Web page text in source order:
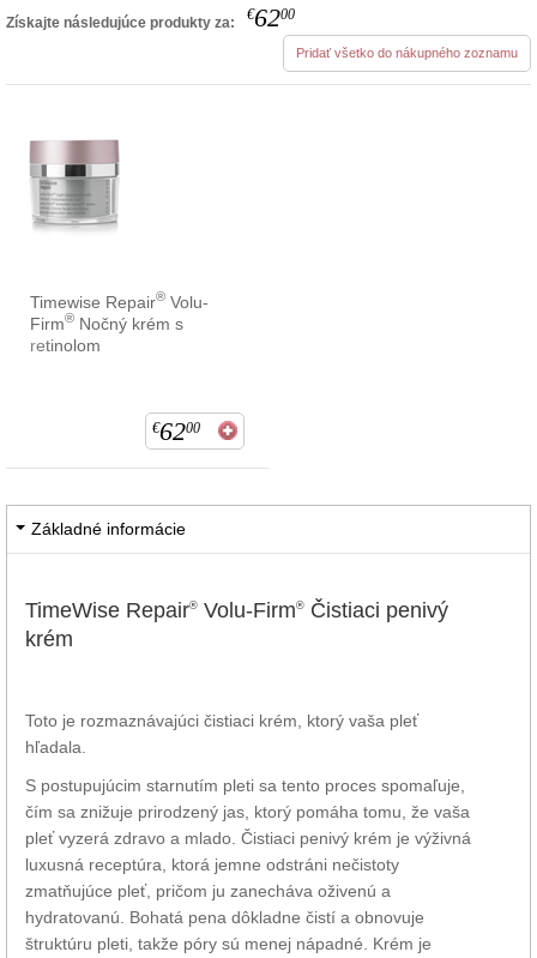
Získajte následujúce produkty za: €6200
Pridať všetko do nákupného zoznamu
Timewise Repair® Volu-
Firm® Nočný krém s
retinolom
€6200
Základné informácie
TimeWise Repair® Volu-Firm® Čistiaci penivý
krém
Toto je rozmaznávajúci čistiaci krém, ktorý vaša pleť
hľadala.
S postupujúcim starnutím pleti sa tento proces spomaľuje,
čím sa znižuje prirodzený jas, ktorý pomáha tomu, že vaša
pleť vyzerá zdravo a mlado. Čistiaci penivý krém je výživná
luxusná receptúra, ktorá jemne odstráni nečistoty
zmatňujúce pleť, pričom ju zanecháva oživenú a
hydratovanú. Bohatá pena dôkladne čistí a obnovuje
štruktúru pleti, takže póry sú menej nápadné. Krém je